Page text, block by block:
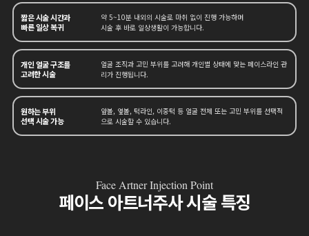
짧은 시술 시간과
빠른 일상 복귀
약 5~10분 내외의 시술로 마취 없이 진행 가능하며
시술 후 바로 일상생활이 가능합니다.
개인 얼굴 구조를
고려한 시술
얼굴 조직과 고민 부위를 고려해 개인별 상태에 맞는 페이스라인 관
리가 진행됩니다.
원하는 부위
선택 시술 가능
앞볼, 옆볼, 턱라인, 이중턱 등 얼굴 전체 또는 고민 부위를 선택적
으로 시술할 수 있습니다.
Face Artner Injection Point
페이스 아트너주사시술 특징